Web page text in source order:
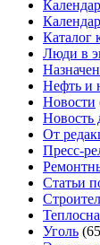
Каталог
Люди в
Нефть и
Новости
Новость
От
Пресс-
Статьи
Уголь